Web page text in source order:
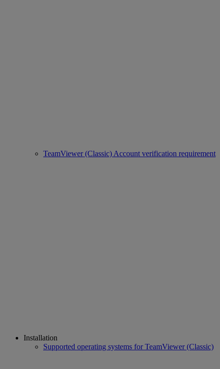
TeamViewer (Classic) Account verification requirement
Installation
Supported operating systems for TeamViewer (Classic)